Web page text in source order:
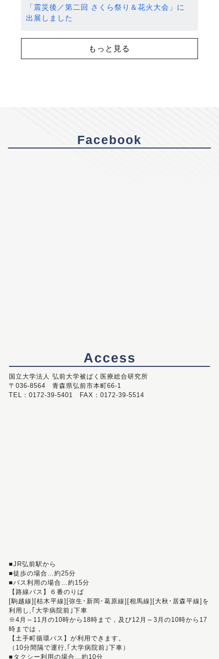
「震災後／第二回 さくら祭り＆花火大会」に
出展しました
もっと見る
Facebook
Access
国立大学法人 弘前大学被ばく医療総合研究所
〒036-8564 青森県弘前市本町66-1
TEL：0172-39-5401 FAX：0172-39-5514
■JR弘前駅から
■徒歩の場合…約25分
■バス利用の場合…約15分
【路線バス】６番のりば
[駒越線][枯木平線][弥生･新岡･葛原線][相馬線][大秋･居森平線]を
利用し,｢大学病院前｣下車
※4月～11月の10時から18時まで，及び12月～3月の10時から17
時までは，
【土手町循環バス】が利用できます。
（10分間隔で運行,｢大学病院前｣下車）
■タクシー利用の場合…約10分